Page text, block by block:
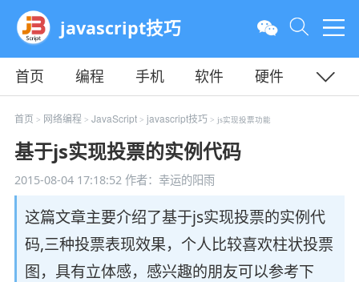
javascript技巧
首页 编程 手机 软件
硬件
教程
平面 服务器
首页 > 网络编程 > JavaScript> javascript技巧 > js实现投票功能
基于js实现投票的实例代码
2015-08-04 17:18:52作者：幸运的阳雨
这篇文章主要介绍了基于js实现投票的实例代
码,三种投票表现效果，个人比较喜欢柱状投票
图，具有立体感，感兴趣的朋友可以参考下